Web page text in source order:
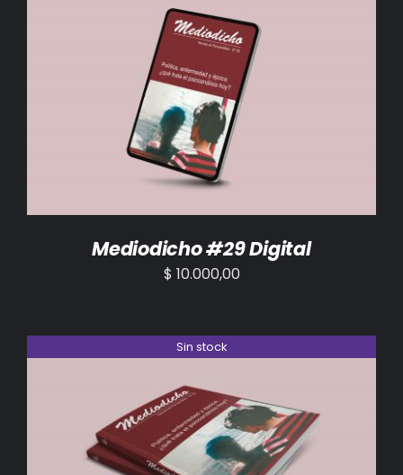
AÑADIR AL CARRITO /
Mediodicho #29 Digital
$ 10.000,00
Sin stock
DETALLES